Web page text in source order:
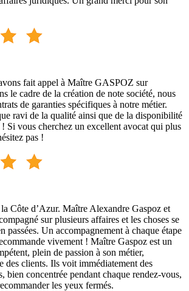
fait appel à Maître GASPOZ sur
le cadre de la création de note société, nous
de garanties spécifiques à notre métier.
ravi de la qualité ainsi que de la disponibilité
Si vous cherchez un excellent avocat qui plus
pas !
Côte d’Azur. Maître Alexandre Gaspoz et
sur plusieurs affaires et les choses se
passées. Un accompagnement à chaque étape
vivement ! Maître Gaspoz est un
plein de passion à son métier,
des clients. Ils voit immédiatement des
bien concentrée pendant chaque rendez-vous,
les yeux fermés.